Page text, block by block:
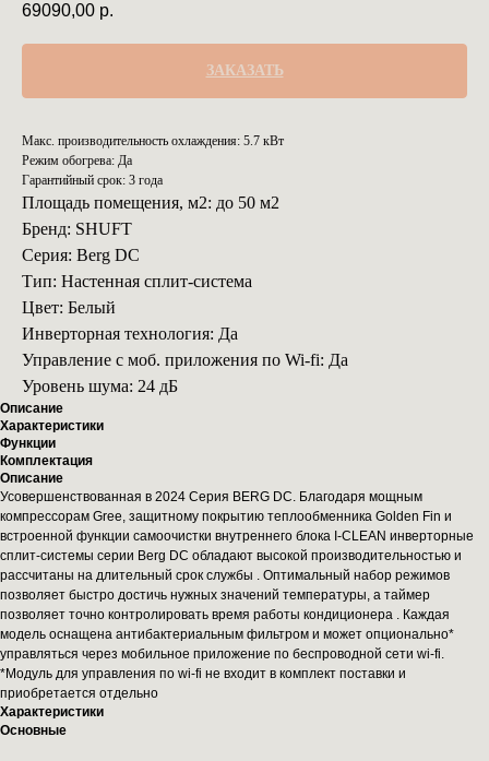
69090,00 р.
ЗАКАЗАТЬ
Макс. производительность охлаждения: 5.7 кВт
Режим обогрева: Да
Гарантийный срок: 3 года
Площадь помещения, м2: до 50 м2
Бренд: SHUFT
Серия: Berg DC
Тип: Настенная сплит-система
Цвет: Белый
Инверторная технология: Да
Управление с моб. приложения по Wi-fi: Да
Уровень шума: 24 дБ
Описание
Характеристики
Функции
Комплектация
Описание
Усовершенствованная в 2024 Серия BERG DC. Благодаря мощным
компрессорам Gree, защитному покрытию теплообменника Golden Fin и
встроенной функции самоочистки внутреннего блока I-CLEAN инверторные
сплит-системы серии Berg DC обладают высокой производительностью и
рассчитаны на длительный срок службы . Оптимальный набор режимов
позволяет быстро достичь нужных значений температуры, а таймер
позволяет точно контролировать время работы кондиционера . Каждая
модель оснащена антибактериальным фильтром и может опционально*
управляться через мобильное приложение по беспроводной сети wi-fi.
*Модуль для управления по wi-fi не входит в комплект поставки и
приобретается отдельно
Характеристики
Основные